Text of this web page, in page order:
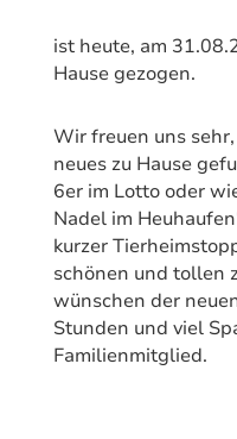
ist heute, am
Hause gezogen.
Wir freuen uns
neues zu Hause
6er im Lotto oder
Nadel im
kurzer
schönen und tollen
wünschen der
Stunden und viel
Familienmitglied.